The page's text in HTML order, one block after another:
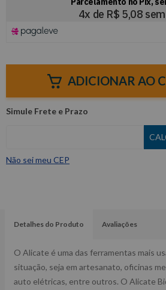
ADICIONAR AO
Não sei meu CEP
Detalhes do Produto Avaliações
O Alicate é uma das ferramentas mais
situação, seja em artesanato, oficinas
auto elétricas, entre outros. O Alicate